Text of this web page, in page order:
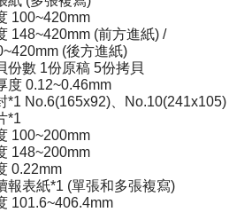
100~420mm
148~420mm (前方進紙) /
(後方進紙)
份數 1份原稿 5份拷貝
度 0.12~0.46mm
*1 No.6(165x92)、No.10(241x105)
*1
100~200mm
148~200mm
0.22mm
報表紙*1 (單張和多張複寫)
101.6~406.4mm